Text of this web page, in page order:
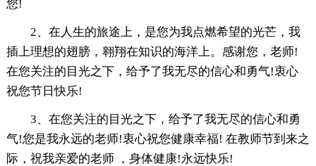
您!
2、在人生的旅途上，是您为我点燃希望的光芒，我
插上理想的翅膀，翱翔在知识的海洋上。感谢您，老师!
在您关注的目光之下，给予了我无尽的信心和勇气!衷心
祝您节日快乐!
3、在您关注的目光之下，给予了我无尽的信心和勇
气!您是我永远的老师!衷心祝您健康幸福! 在教师节到来之
际，祝我亲爱的老师 ，身体健康!永远快乐!